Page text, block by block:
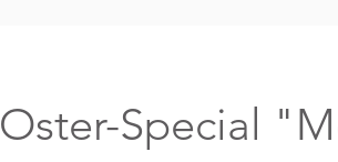
Oster-Special